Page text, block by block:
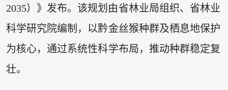
2035）》发布。该规划由省林业局组织、省林业
科学研究院编制，以黔金丝猴种群及栖息地保护
为核心，通过系统性科学布局，推动种群稳定复
壮。